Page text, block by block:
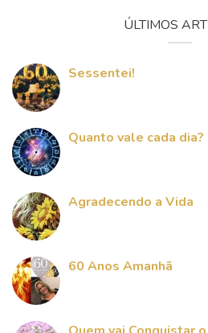
ÚLTIMOS
Sessentei!
Quanto vale cada dia?
Agradecendo a Vida
60 Anos Amanhã